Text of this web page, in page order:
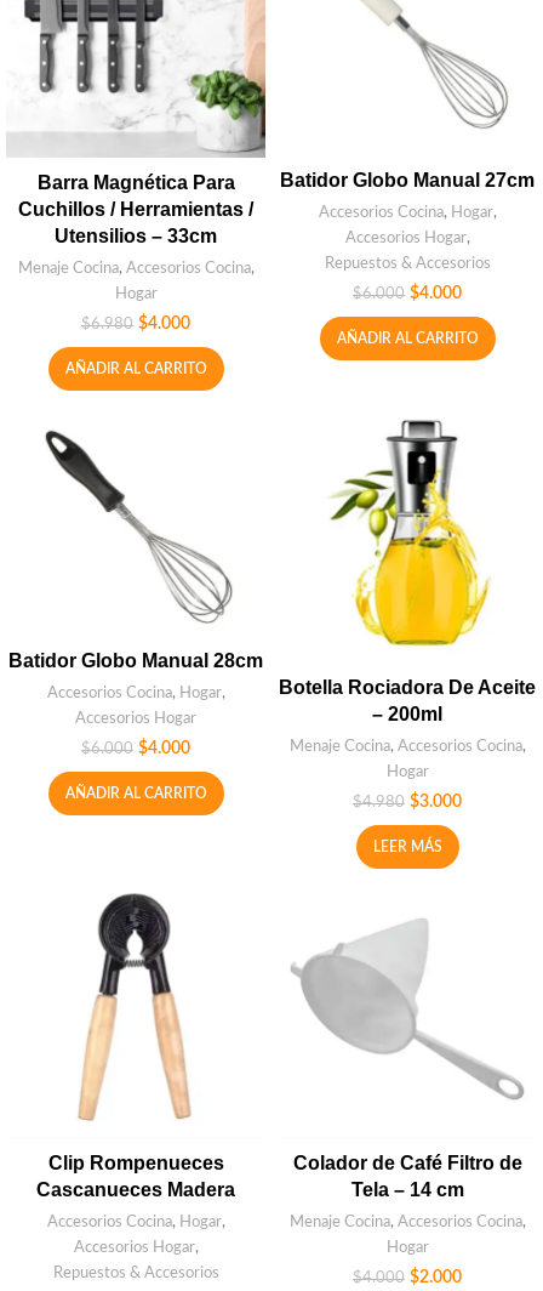
Barra Magnética Para
Cuchillos / Herramientas /
Utensilios – 33cm
Menaje Cocina, Accesorios Cocina,
Hogar
$6.980 $4.000
AÑADIR AL CARRITO
Batidor Globo Manual 27cm
Accesorios Cocina, Hogar,
Accesorios Hogar,
Repuestos & Accesorios
$6.000 $4.000
AÑADIR AL CARRITO
Batidor Globo Manual 28cm
Accesorios Cocina, Hogar,
Accesorios Hogar
$6.000 $4.000
AÑADIR AL CARRITO
Botella Rociadora De Aceite
– 200ml
Menaje Cocina, Accesorios Cocina,
Hogar
$4.980 $3.000
LEER MÁS
Clip Rompenueces
Cascanueces Madera
Accesorios Cocina, Hogar,
Accesorios Hogar,
Repuestos & Accesorios
Colador de Café Filtro de
Tela – 14 cm
Menaje Cocina, Accesorios Cocina,
Hogar
$4.000 $2.000